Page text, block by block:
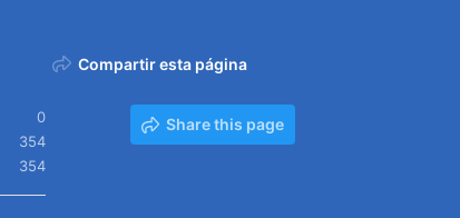
0
354
354
Compartir esta página
Share this page